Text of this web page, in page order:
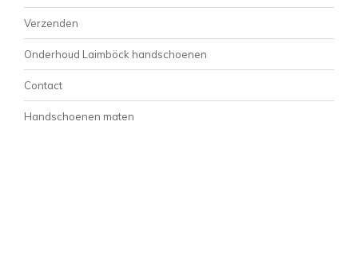
Verzenden
Onderhoud Laimböck handschoenen
Contact
Handschoenen maten